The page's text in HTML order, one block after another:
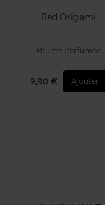
Red Origami
Brume Parfumée
9,90 € Ajouter